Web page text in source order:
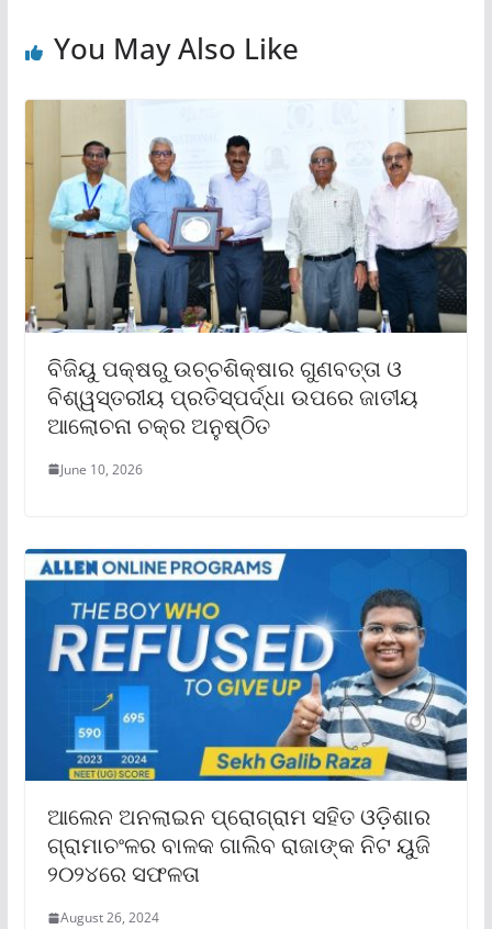
You May Also Like
ବିଜିୟୁ ପକ୍ଷରୁ ଉଚ୍ଚଶିକ୍ଷାର ଗୁଣବତ୍ତା ଓ
ବିଶ୍ୱସ୍ତରୀୟ ପ୍ରତିସ୍ପର୍ଦ୍ଧା ଉପରେ ଜାତୀୟ
ଆଲୋଚନା ଚକ୍ର ଅନୁଷ୍ଠିତ
June 10, 2026
ଆଲେନ ଅନଲାଇନ ପ୍ରୋଗ୍ରାମ ସହିତ ଓଡ଼ିଶାର
ଗ୍ରାମାଚଂଳର ବାଳକ ଗାଲିବ ରାଜାଙ୍କ ନିଟ ୟୁଜି
୨୦୨୪ରେ ସଫଳତା
August 26, 2024